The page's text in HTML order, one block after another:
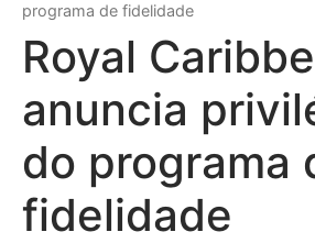
programa de fidelidade
Royal
anuncia
do programa
fidelidade